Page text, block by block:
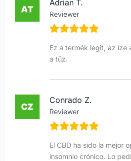
Adrian T.
Reviewer
Ez a termék legit, az íze
a tűz.
Conrado Z.
Reviewer
El CBD ha sido la mejor
insomnio crónico. Lo